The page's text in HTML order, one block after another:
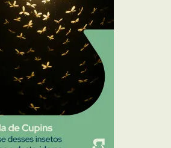
e Carrapatos
Ratos
Sanitização
Traças